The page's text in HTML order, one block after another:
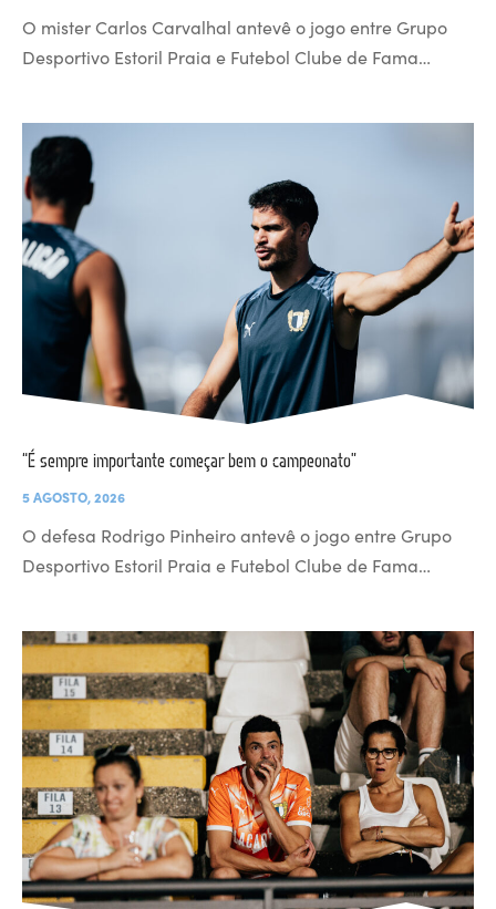
O mister Carlos Carvalhal antevê o jogo entre Grupo
Desportivo Estoril Praia e Futebol Clube de Fama…
“É sempre importante começar bem o campeonato”
5 AGOSTO, 2026
O defesa Rodrigo Pinheiro antevê o jogo entre Grupo
Desportivo Estoril Praia e Futebol Clube de Fama…